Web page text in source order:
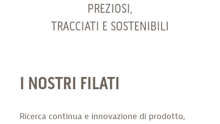
PREZIOSI,
TRACCIATI E SOSTENIBILI
I NOSTRI FILATI
Ricerca continua e innovazione di prodotto,